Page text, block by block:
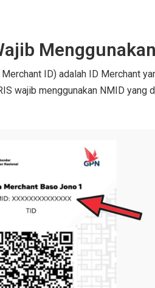
ID) adalah ID Merchant
wajib menggunakan NMID yang